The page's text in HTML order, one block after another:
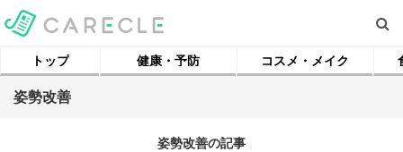
トップ 健康・予防 コスメ・メイク
姿勢改善
姿勢改善の記事